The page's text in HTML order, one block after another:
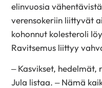
elinvuosia
verensokeriin liittyvät
kohonnut kolesteroli
Ravitsemus liittyy
– Kasvikset, hedelmät,
Jula listaa. – Nämä